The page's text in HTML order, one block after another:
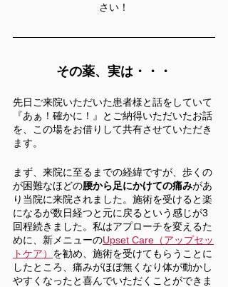
さい！
その薬、実は・・・
先日ご来院いただいた患者様と話をしていて
『あぁ！確かに！』とご納得いただいたお話
を、この場をお借りして共有させていただき
ます。
まず、来院に至るまでの経緯ですが、歩くの
が困難なほどの腰から足にかけての痛みがあ
り当院に来院されました。施術を受けると楽
になるが数日経つと元に戻るという感じが3
回程続きました。私はアプローチを変えるた
めに、新メニューのUpset Care（アップセッ
トケア） を勧め、施術を受けてもらうことに
したところ、痛みがほぼ無くなり体が動かし
やすくなったと喜んでいただくことができま